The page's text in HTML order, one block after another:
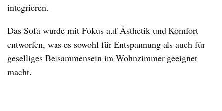
integrieren.
Das Sofa wurde mit Fokus auf Ästhetik und Komfort
entworfen, was es sowohl für Entspannung als auch für
geselliges Beisammensein im Wohnzimmer geeignet
macht.